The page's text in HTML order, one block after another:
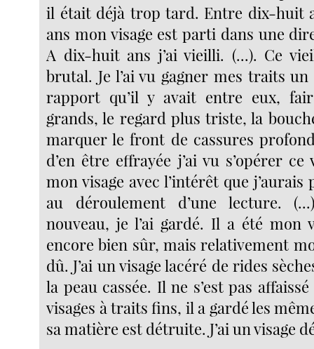
il était déjà trop tard. Entre dix-huit
ans mon visage est parti dans une
A dix-huit ans j’ai vieilli. (...). Ce
brutal. Je l’ai vu gagner mes traits
rapport qu’il y avait entre eux,
grands, le regard plus triste, la
marquer le front de cassures
d’en être effrayée j’ai vu s’opérer
mon visage avec l’intérêt que
au déroulement d’une lecture.
nouveau, je l’ai gardé. Il a été mon
encore bien sûr, mais relativement
dû. J’ai un visage lacéré de rides
la peau cassée. Il ne s’est pas
visages à traits fins, il a gardé les
sa matière est détruite. J’ai un visage